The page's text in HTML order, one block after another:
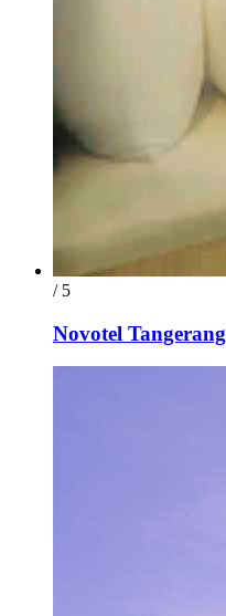
/ 5
Novotel Tangerang